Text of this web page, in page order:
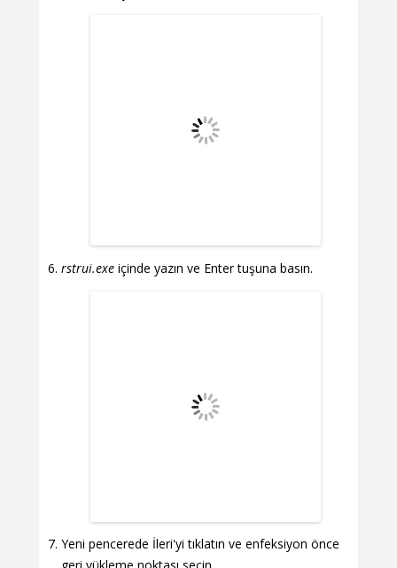
rstrui.exe içinde yazın ve Enter tuşuna basın.
Yeni pencerede İleri'yi tıklatın ve enfeksiyon önce